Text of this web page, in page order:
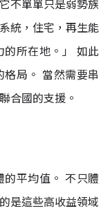
它不單單只是弱勢族
統，住宅，再生能
的所在地。」 如此
局。 當然需要串
合國的支援。
平均值。 不只體
是這些高收益領域